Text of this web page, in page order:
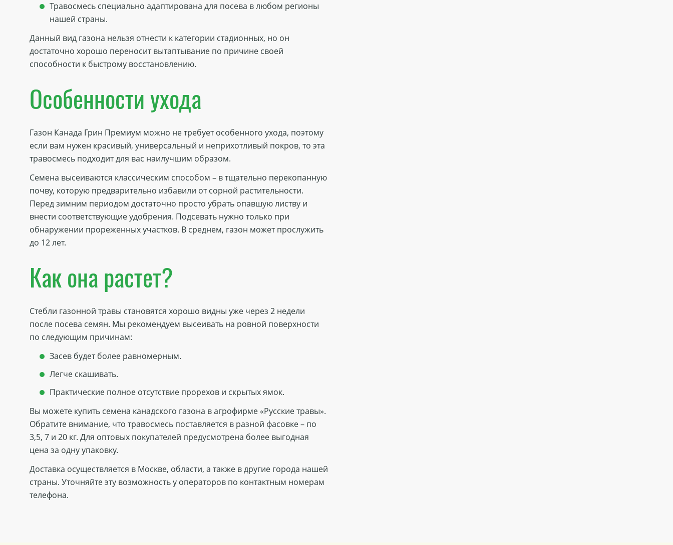
Травосмесь специально адаптирована для посева в любом регионы
нашей страны.
Данный вид газона нельзя отнести к категории стадионных, но он
достаточно хорошо переносит вытаптывание по причине своей
способности к быстрому восстановлению.
Особенности ухода
Газон Канада Грин Премиум можно не требует особенного ухода, поэтому
если вам нужен красивый, универсальный и неприхотливый покров, то эта
травосмесь подходит для вас наилучшим образом.
Семена высеиваются классическим способом – в тщательно перекопанную
почву, которую предварительно избавили от сорной растительности.
Перед зимним периодом достаточно просто убрать опавшую листву и
внести соответствующие удобрения. Подсевать нужно только при
обнаружении прореженных участков. В среднем, газон может прослужить
до 12 лет.
Как она растет?
Стебли газонной травы становятся хорошо видны уже через 2 недели
после посева семян. Мы рекомендуем высеивать на ровной поверхности
по следующим причинам:
Засев будет более равномерным.
Легче скашивать.
Практические полное отсутствие прорехов и скрытых ямок.
Вы можете купить семена канадского газона в агрофирме «Русские травы».
Обратите внимание, что травосмесь поставляется в разной фасовке – по
3,5, 7 и 20 кг. Для оптовых покупателей предусмотрена более выгодная
цена за одну упаковку.
Доставка осуществляется в Москве, области, а также в другие города нашей
страны. Уточняйте эту возможность у операторов по контактным номерам
телефона.